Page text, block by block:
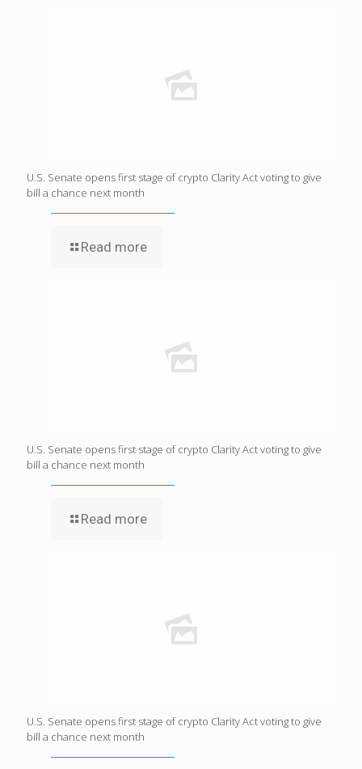
U.S. Senate opens first stage of crypto Clarity Act voting to give
bill a chance next month
Read more
U.S. Senate opens first stage of crypto Clarity Act voting to give
bill a chance next month
Read more
U.S. Senate opens first stage of crypto Clarity Act voting to give
bill a chance next month